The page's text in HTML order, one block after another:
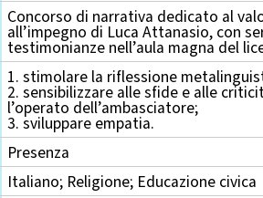
Concorso di narrativa dedicato al
all’impegno di Luca Attanasio, con
testimonianze nell’aula magna del
1. stimolare la riflessione
2. sensibilizzare alle sfide e alle
l’operato dell’ambasciatore;
3. sviluppare empatia.
Presenza
Italiano; Religione; Educazione civica